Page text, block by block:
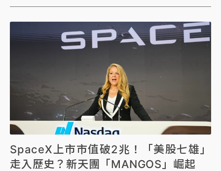
SpaceX上市市值破2兆！「美股七雄」
走入歷史？新天團「MANGOS」崛起